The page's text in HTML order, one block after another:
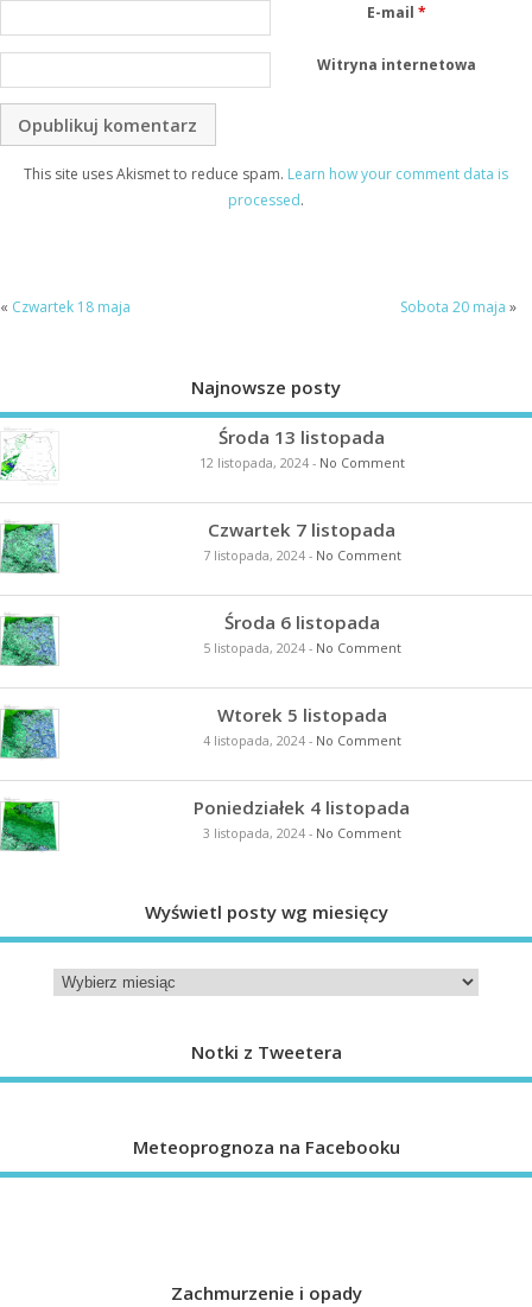
E-mail *
Witryna internetowa
This site uses Akismet to reduce spam. Learn how your comment data is
processed.
« Czwartek 18 maja Sobota 20 maja »
Najnowsze posty
Środa 13 listopada
12 listopada, 2024- No Comment
Czwartek 7 listopada
7 listopada, 2024- No Comment
Środa 6 listopada
5 listopada, 2024- No Comment
Wtorek 5 listopada
4 listopada, 2024- No Comment
Poniedziałek 4 listopada
3 listopada, 2024- No Comment
Wyświetl posty wg miesięcy
Notki z Tweetera
Meteoprognoza na Facebooku
Zachmurzenie i opady